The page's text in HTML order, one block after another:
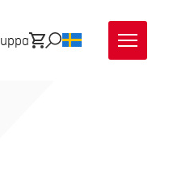
Ostoskori
EtsiSV